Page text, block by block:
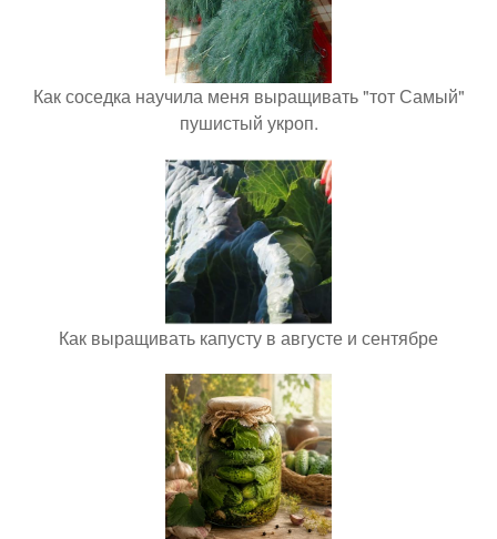
Как соседка научила меня выращивать "тот Самый"
пушистый укроп.
Как выращивать капусту в августе и сентябре